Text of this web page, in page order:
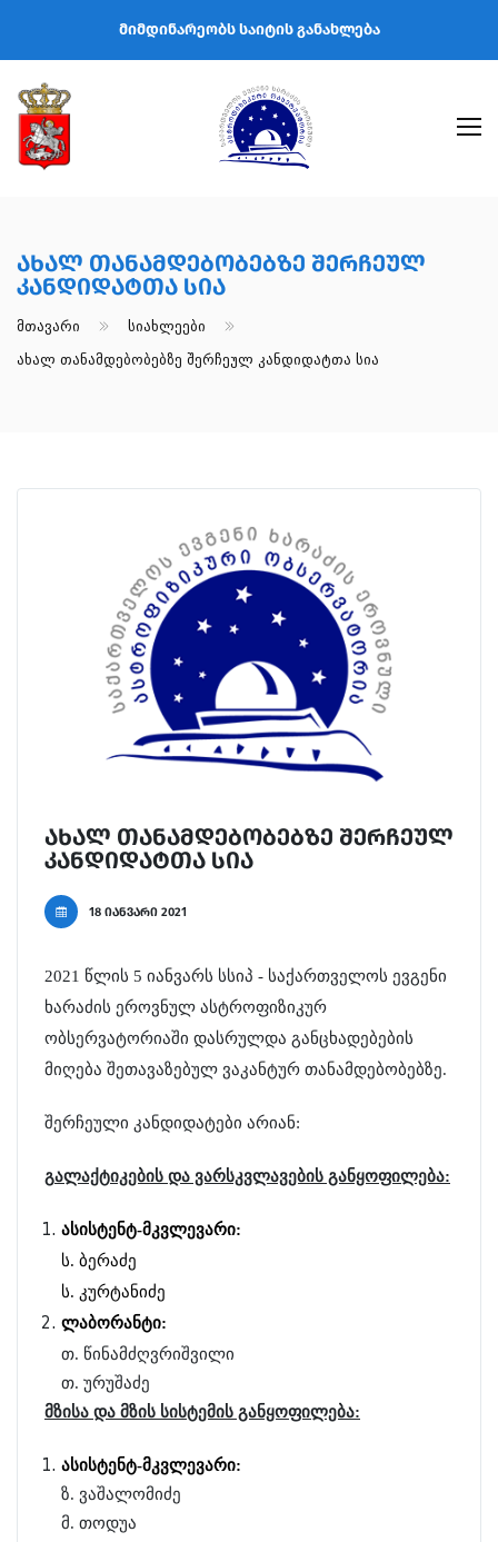
მიმდინარეობს საიტის განახლება
Ახალ Თანამდებობებზე Შერჩეულ
Კანდიდატთა Სია
Მთავარი
Სიახლეები
Ახალ Თანამდებობებზე Შერჩეულ Კანდიდატთა Სია
ახალ თანამდებობებზე შერჩეულ
კანდიდატთა სია
18 იანვარი 2021
2021 წლის 5 იანვარს სსიპ - საქართველოს ევგენი
ხარაძის ეროვნულ ასტროფიზიკურ
ობსერვატორიაში დასრულდა განცხადებების
მიღება შეთავაზებულ ვაკანტურ თანამდებობებზე.
შერჩეული კანდიდატები არიან:
გალაქტიკების და ვარსკვლავების განყოფილება:
ასისტენტ-მკვლევარი:
ს. ბერაძე
ს. კურტანიძე
ლაბორანტი:
თ. წინამძღვრიშვილი
თ. ურუშაძე
მზისა და მზის სისტემის განყოფილება:
ასისტენტ-მკვლევარი:
ზ. ვაშალომიძე
მ. თოდუა